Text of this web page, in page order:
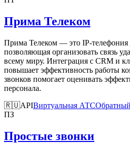
Прима Телеком
Прима Телеком — это IP-телефония
позволяющая организовать связь
всему миру. Интеграция с CRM и
повышает эффективность работы
звонков помогает оценивать
персонала.
🇷🇺APIВиртуальная АТС
ПЗ
Простые звонки